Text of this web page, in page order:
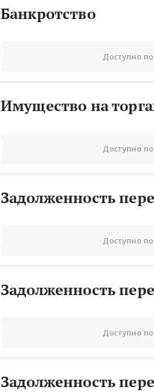
Банкротство
Доступно
Имущество на
Доступно
Задолженность
Доступно
Задолженность
Доступно
Задолженность